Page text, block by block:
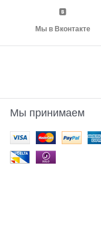
Мы в Вконтакте
Мы принимаем